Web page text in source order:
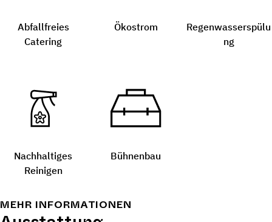
Abfallfreies
Catering
Ökostrom
Regenwasserspülu
ng
Nachhaltiges
Reinigen
Bühnenbau
MEHR INFORMATIONEN